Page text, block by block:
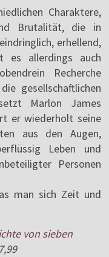
Charaktere,
Brutalität, die in
erhellend,
es allerdings auch
Recherche
gesellschaftlichen
Marlon James
er wiederholt seine
aus den Augen,
Leben und
Personen
man sich Zeit und
von sieben